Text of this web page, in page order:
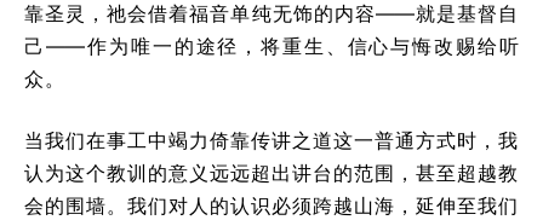
靠圣灵，祂会借着福音单纯无饰的内容——就是基督自
己——作为唯一的途径，将重生、信心与悔改赐给听
众。
当我们在事工中竭力倚靠传讲之道这一普通方式时，我
认为这个教训的意义远远超出讲台的范围，甚至超越教
会的围墙。我们对人的认识必须跨越山海，延伸至我们